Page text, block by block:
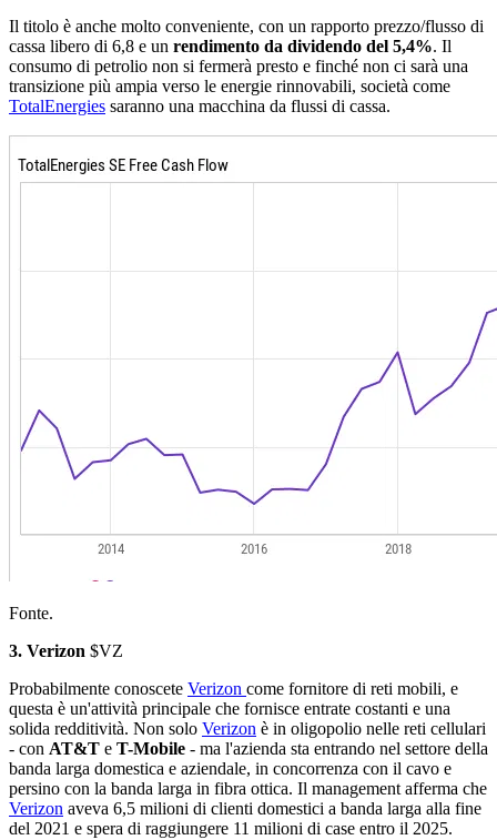
Il titolo è anche molto conveniente, con un rapporto prezzo/flusso di
cassa libero di 6,8 e un rendimento da dividendo del 5,4%. Il
consumo di petrolio non si fermerà presto e finché non ci sarà una
transizione più ampia verso le energie rinnovabili, società come
TotalEnergies saranno una macchina da flussi di cassa.
Fonte.
3. Verizon $VZ
Probabilmente conoscete Verizon come fornitore di reti mobili, e
questa è un'attività principale che fornisce entrate costanti e una
solida redditività. Non solo Verizon è in oligopolio nelle reti cellulari
- con AT&T e T-Mobile - ma l'azienda sta entrando nel settore della
banda larga domestica e aziendale, in concorrenza con il cavo e
persino con la banda larga in fibra ottica. Il management afferma che
Verizon aveva 6,5 milioni di clienti domestici a banda larga alla fine
del 2021 e spera di raggiungere 11 milioni di case entro il 2025.